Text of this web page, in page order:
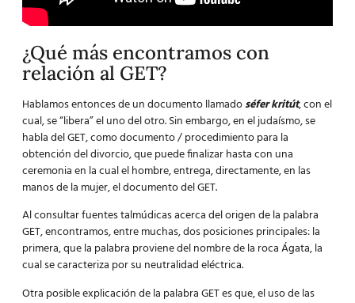
¿Qué más encontramos con
relación al GET?
Hablamos entonces de un documento llamadoséfer kritút, con el
cual, se “libera” el uno del otro. Sin embargo, en el judaísmo, se
habla del GET, como documento / procedimiento para la
obtención del divorcio, que puede finalizar hasta con una
ceremonia en la cual el hombre, entrega, directamente, en las
manos de la mujer, el documento del GET.
Al consultar fuentes talmúdicas acerca del origen de la palabra
GET, encontramos, entre muchas, dos posiciones principales: la
primera, que la palabra proviene del nombre de la roca Ágata, la
cual se caracteriza por su neutralidad eléctrica.
Otra posible explicación de la palabra GET es que, el uso de las